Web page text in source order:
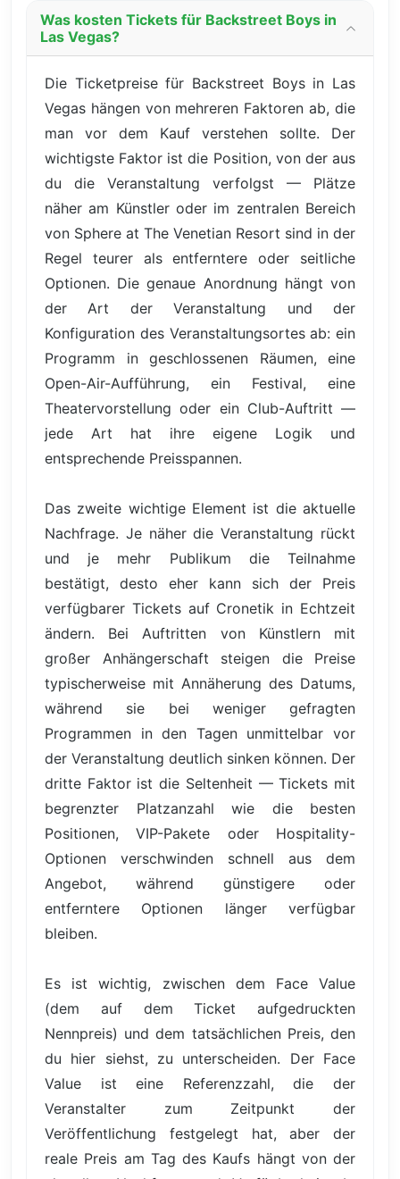
Was kosten Tickets für Backstreet Boys in
Las Vegas?
Die Ticketpreise für Backstreet Boys in Las
Vegas hängen von mehreren Faktoren ab, die
man vor dem Kauf verstehen sollte. Der
wichtigste Faktor ist die Position, von der aus
du die Veranstaltung verfolgst — Plätze
näher am Künstler oder im zentralen Bereich
von Sphere at The Venetian Resort sind in der
Regel teurer als entferntere oder seitliche
Optionen. Die genaue Anordnung hängt von
der Art der Veranstaltung und der
Konfiguration des Veranstaltungsortes ab: ein
Programm in geschlossenen Räumen, eine
Open-Air-Aufführung, ein Festival, eine
Theatervorstellung oder ein Club-Auftritt —
jede Art hat ihre eigene Logik und
entsprechende Preisspannen.
Das zweite wichtige Element ist die aktuelle
Nachfrage. Je näher die Veranstaltung rückt
und je mehr Publikum die Teilnahme
bestätigt, desto eher kann sich der Preis
verfügbarer Tickets auf Cronetik in Echtzeit
ändern. Bei Auftritten von Künstlern mit
großer Anhängerschaft steigen die Preise
typischerweise mit Annäherung des Datums,
während sie bei weniger gefragten
Programmen in den Tagen unmittelbar vor
der Veranstaltung deutlich sinken können. Der
dritte Faktor ist die Seltenheit — Tickets mit
begrenzter Platzanzahl wie die besten
Positionen, VIP-Pakete oder Hospitality-
Optionen verschwinden schnell aus dem
Angebot, während günstigere oder
entferntere Optionen länger verfügbar
bleiben.
Es ist wichtig, zwischen dem Face Value
(dem auf dem Ticket aufgedruckten
Nennpreis) und dem tatsächlichen Preis, den
du hier siehst, zu unterscheiden. Der Face
Value ist eine Referenzzahl, die der
Veranstalter zum Zeitpunkt der
Veröffentlichung festgelegt hat, aber der
reale Preis am Tag des Kaufs hängt von der